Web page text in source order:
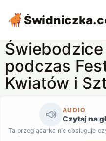
Świdniczka
podczas
Kwiatów i
AUDIO
Czytaj na
Ta przeglądarka nie obsługuje